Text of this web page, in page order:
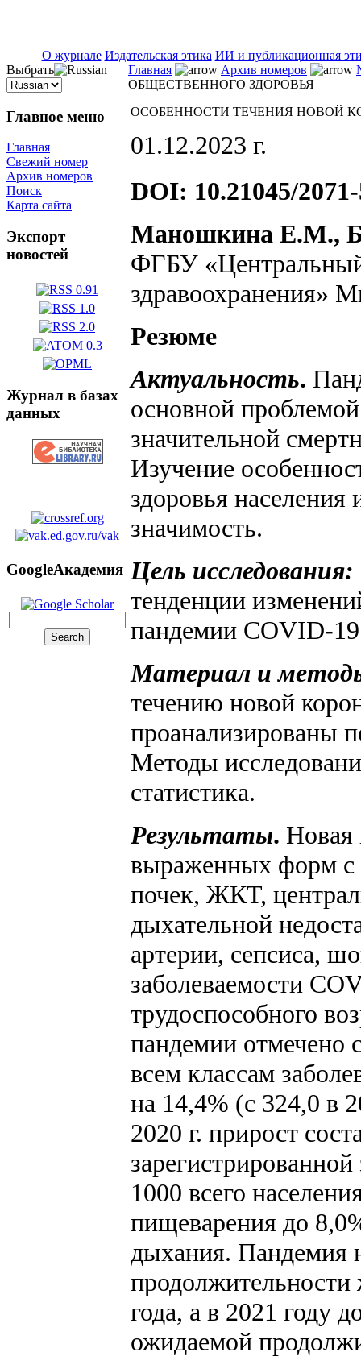
О журнале Издательская этика ИИ и публикационная
Выбрать
Главное меню
Главная
Свежий номер
Архив номеров
Поиск
Карта сайта
Экспорт
новостей
Журнал в базах
данных
GoogleАкадемия
Главная Архив номеров
ОБЩЕСТВЕННОГО ЗДОРОВЬЯ
ОСОБЕННОСТИ ТЕЧЕНИЯ НОВОЙ
01.12.2023 г.
DOI: 10.21045/
Маношкина Е.М.,
ФГБУ «Центральный
здравоохранения»
Резюме
Актуальность.
основной
значительной
Изучение
здоровья
значимость.
Цель исследования:
тенденции
пандемии COVID-
Материал и
течению новой
проанализированы
Методы
статистика.
Результаты. Новая
выраженных форм с
почек, ЖКТ,
дыхательной
артерии, сепсиса,
заболеваемости
трудоспособного
пандемии отмечено
всем классам
на 14,4% (с 324,0 в
2020 г. прирост
1000 всего
пищеварения до
дыхания. Пандемия
продолжительности
года, а в 2021 году
ожидаемой